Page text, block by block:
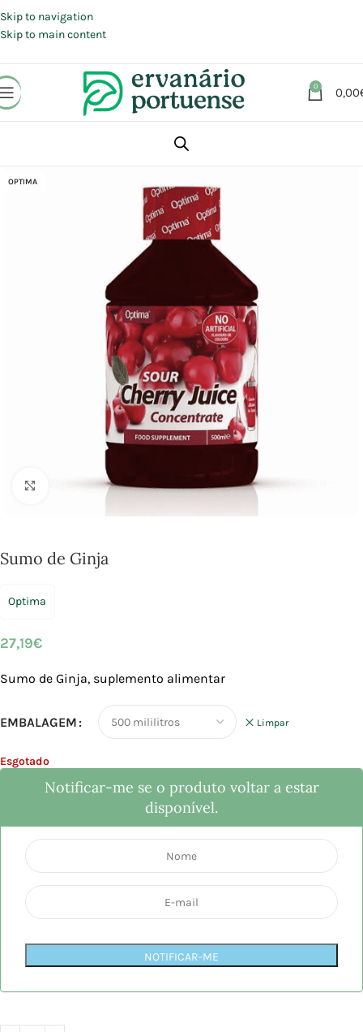
Skip to navigation
Skip to main content
0 0,00
Suplementos alimentares
OPTIMA
Click to enlarge
Sumo de Ginja
Optima
27,19€
Sumo de Ginja, suplemento alimentar
EMBALAGEM Limpar
Esgotado
Notificar-me se o produto voltar a estar
disponível.
NOTIFICAR-ME